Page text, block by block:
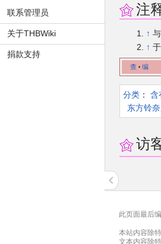
注
↑ 与
↑ 于
查 • 编
分类 ：​ 含
东方铃
访
联系管理员
关于THBWiki
捐款支持
此页面最后
本站内容除
文本内容除